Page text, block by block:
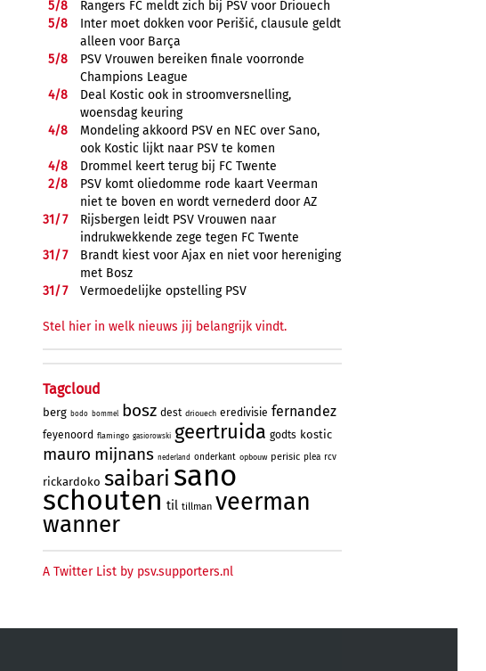
5/8
Rangers FC meldt zich bij PSV voor Driouech
5/8
Inter moet dokken voor Perišić, clausule geldt
alleen voor Barça
5/8
PSV Vrouwen bereiken finale voorronde
Champions League
4/8
Deal Kostic ook in stroomversnelling,
woensdag keuring
4/8
Mondeling akkoord PSV en NEC over Sano,
ook Kostic lijkt naar PSV te komen
4/8
Drommel keert terug bij FC Twente
2/8
PSV komt oliedomme rode kaart Veerman
niet te boven en wordt vernederd door AZ
31/7
Rijsbergen leidt PSV Vrouwen naar
indrukwekkende zege tegen FC Twente
31/7
Brandt kiest voor Ajax en niet voor hereniging
met Bosz
31/7 Vermoedelijke opstelling PSV
Stel hier in welk nieuws jij belangrijk vindt.
Tagcloud
berg bodo bommel bosz dest driouech eredivisie fernandez
feyenoord flamingo gasiorowski geertruida godts kostic
mauro mijnans nederland onderkant opbouw perisic plea rcv
rickardoko saibari sano
schouten til tillman veerman
wanner
A Twitter List by psv.supporters.nl